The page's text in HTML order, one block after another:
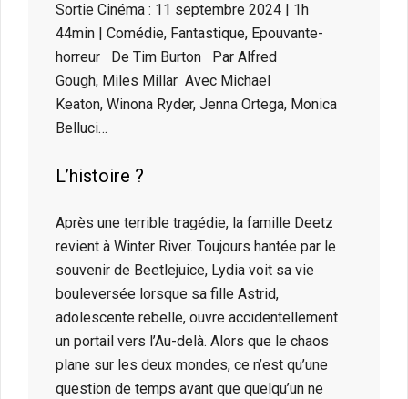
Sortie Cinéma : 11 septembre 2024 | 1h
44min | Comédie, Fantastique, Epouvante-
horreur De Tim Burton Par Alfred
Gough, Miles Millar Avec Michael
Keaton, Winona Ryder, Jenna Ortega, Monica
Belluci…
L’histoire ?
Après une terrible tragédie, la famille Deetz
revient à Winter River. Toujours hantée par le
souvenir de Beetlejuice, Lydia voit sa vie
bouleversée lorsque sa fille Astrid,
adolescente rebelle, ouvre accidentellement
un portail vers l’Au-delà. Alors que le chaos
plane sur les deux mondes, ce n’est qu’une
question de temps avant que quelqu’un ne